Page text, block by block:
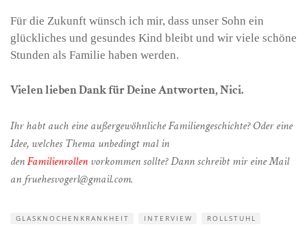
Für die Zukunft wünsch ich mir, dass unser Sohn ein
glückliches und gesundes Kind bleibt und wir viele schöne
Stunden als Familie haben werden.
Vielen lieben Dank für Deine Antworten, Nici.
Ihr habt auch eine außergewöhnliche Familiengeschichte? Oder eine
Idee, welches Thema unbedingt mal in
denFamilienrollen vorkommen sollte? Dann schreibt mir eine Mail
an fruehesvogerl@gmail.com.
GLASKNOCHENKRANKHEIT INTERVIEW ROLLSTUHL